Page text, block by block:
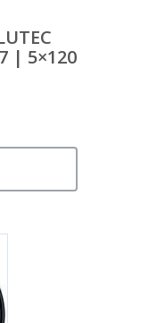
| 5×120